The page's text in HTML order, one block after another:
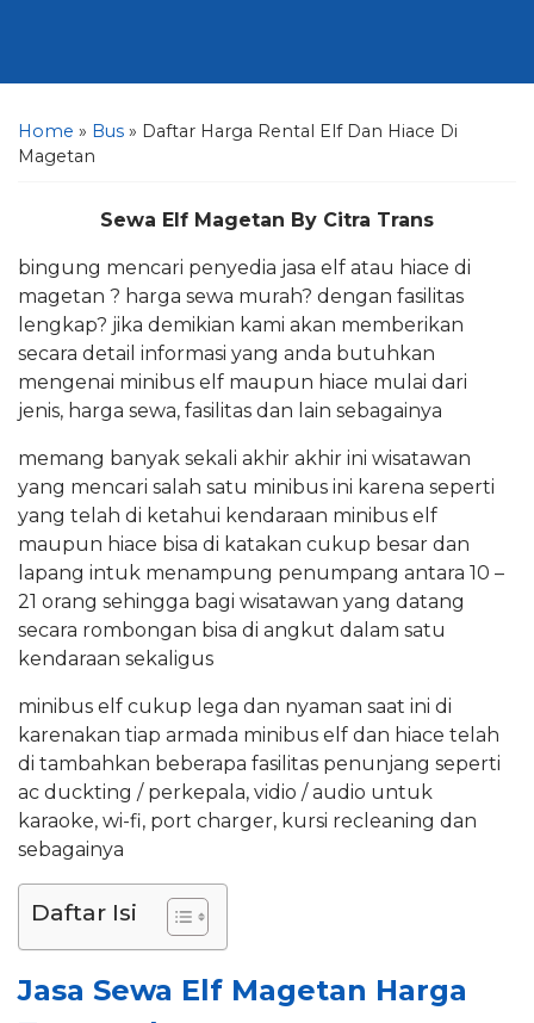
Home » Bus » Daftar Harga Rental Elf Dan Hiace Di
Magetan
Sewa Elf Magetan By Citra Trans
bingung mencari penyedia jasa elf atau hiace di
magetan ? harga sewa murah? dengan fasilitas
lengkap? jika demikian kami akan memberikan
secara detail informasi yang anda butuhkan
mengenai minibus elf maupun hiace mulai dari
jenis, harga sewa, fasilitas dan lain sebagainya
memang banyak sekali akhir akhir ini wisatawan
yang mencari salah satu minibus ini karena seperti
yang telah di ketahui kendaraan minibus elf
maupun hiace bisa di katakan cukup besar dan
lapang intuk menampung penumpang antara 10 –
21 orang sehingga bagi wisatawan yang datang
secara rombongan bisa di angkut dalam satu
kendaraan sekaligus
minibus elf cukup lega dan nyaman saat ini di
karenakan tiap armada minibus elf dan hiace telah
di tambahkan beberapa fasilitas penunjang seperti
ac duckting / perkepala, vidio / audio untuk
karaoke, wi-fi, port charger, kursi recleaning dan
sebagainya
Daftar Isi
Jasa Sewa Elf Magetan Harga